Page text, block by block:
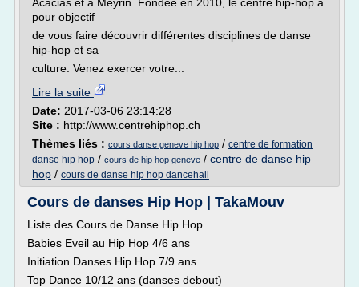
pour objectif
de vous faire découvrir différentes disciplines de danse
hip-hop et sa
culture. Venez exercer votre...
Lire la suite
Date: 2017-03-06 23:14:28
Site : http://www.centrehiphop.ch
Thèmes liés : cours danse geneve hip hop / centre de formation
danse hip hop / cours de hip hop geneve / centre de danse hip
hop / cours de danse hip hop dancehall
Cours de danses Hip Hop | TakaMouv
Liste des Cours de Danse Hip Hop
Babies Eveil au Hip Hop 4/6 ans
Initiation Danses Hip Hop 7/9 ans
Top Dance 10/12 ans (danses debout)